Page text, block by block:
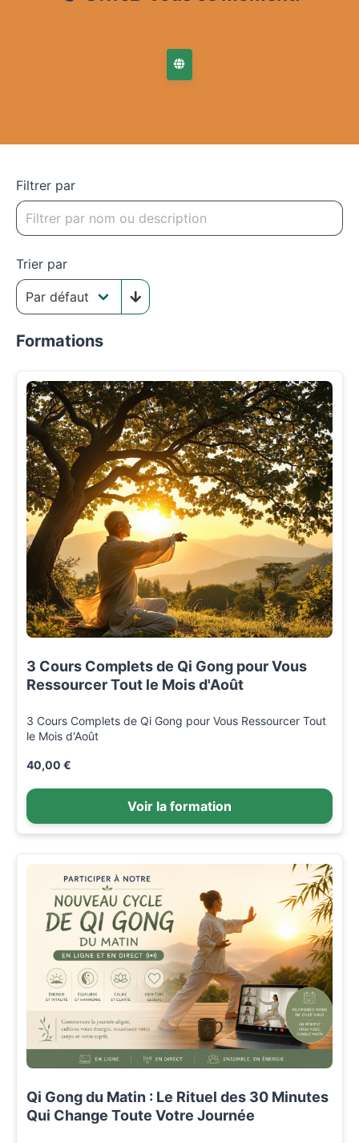
Filtrer par
Trier par
Formations
3 Cours Complets de Qi Gong pour Vous
Ressourcer Tout le Mois d'Août
3 Cours Complets de Qi Gong pour Vous Ressourcer Tout
le Mois d'Août
40,00 €
Voir la formation
Qi Gong du Matin : Le Rituel des 30 Minutes
Qui Change Toute Votre Journée